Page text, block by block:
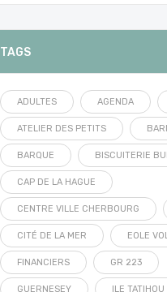
TAGS
ADULTES AGENDA
ATELIER DES PETITS
BARQUE BISCUITERIE
CAP DE LA HAGUE
CENTRE VILLE CHERBOURG
CITÉ DE LA MER EOLE
FINANCIERS GR 223
GUERNESEY ILE TATIHOU